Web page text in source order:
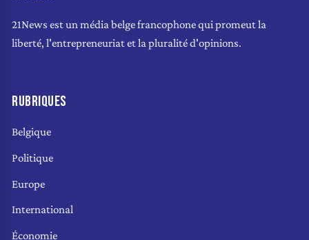
21News est un média belge francophone qui promeut la
liberté, l'entrepreneuriat et la pluralité d'opinions.
RUBRIQUES
Belgique
Politique
Europe
International
Économie